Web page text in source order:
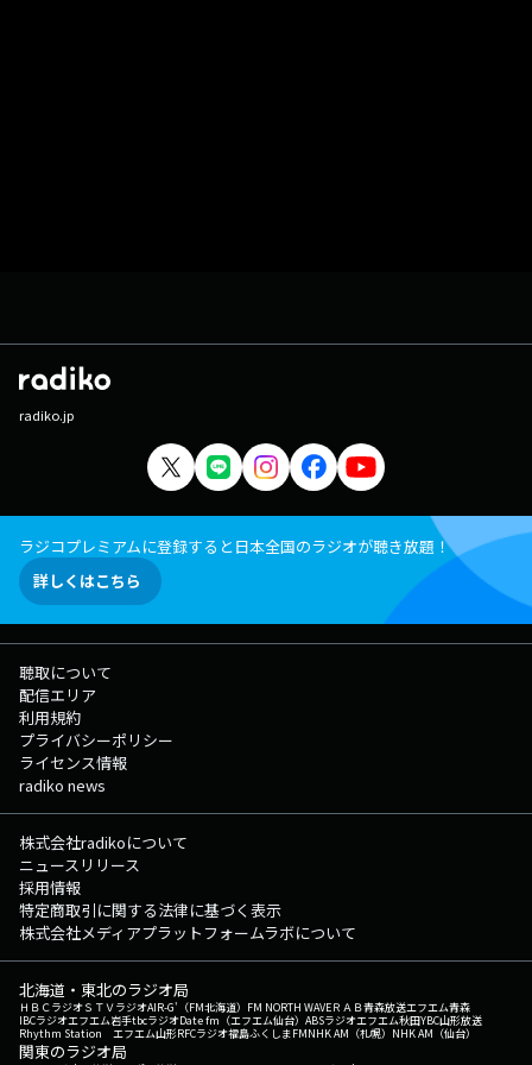
radiko.jp
ラジコプレミアムに登録すると日本全国のラジオが聴き放題！
詳しくはこちら
聴取について
配信エリア
利用規約
プライバシーポリシー
ライセンス情報
radiko news
株式会社radikoについて
ニュースリリース
採用情報
特定商取引に関する法律に基づく表示
株式会社メディアプラットフォームラボについて
北海道・東北のラジオ局
ＨＢＣラジオＳＴＶラジオAIR-G'（FM北海道） FM NORTH WAVEＲＡＢ青森放送エフエム青森
IBCラジオエフエム岩手tbcラジオDate fm（エフエム仙台） ABSラジオエフエム秋田YBC山形放送
Rhythm Station エフエム山形RFCラジオ福島ふくしまFMNHK AM（札幌） NHK AM（仙台）
関東のラジオ局